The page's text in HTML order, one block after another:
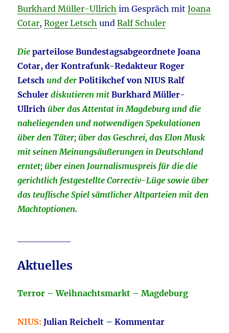
Burkhard Müller-Ullrich im Gespräch mitJoana
Cotar,Roger Letsch undRalf Schuler
Dieparteilose Bundestagsabgeordnete Joana
Cotar, der Kontrafunk-Redakteur Roger
Letsch und derPolitikchef von NIUS Ralf
Schuler diskutieren mitBurkhard Müller-
Ullrich über das Attentat in Magdeburg und die
naheliegenden und notwendigen Spekulationen
über den Täter; über das Geschrei, das Elon Musk
mit seinen Meinungsäußerungen in Deutschland
erntet; über einen Journalismuspreis für die die
gerichtlich festgestellte Correctiv-Lüge sowie über
das teuflische Spiel sämtlicher Altparteien mit den
Machtoptionen.
Aktuelles
Terror – Weihnachtsmarkt – Magdeburg
NIUS: Julian Reichelt – Kommentar